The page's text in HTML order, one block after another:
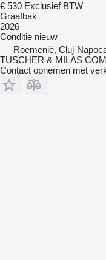
€ 530 Exclusief BTW
Graafbak
2026
Conditie nieuw
Roemenië, Cluj-
TUSCHER & MILAS
Contact opnemen met